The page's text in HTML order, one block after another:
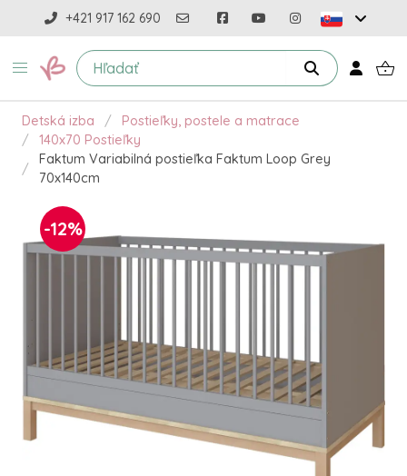
+421 917 162 690
Detská izba
Postieľky, postele a matrace
140x70 Postieľky
Faktum Variabilná postieľka Faktum Loop Grey
70x140cm
-12%